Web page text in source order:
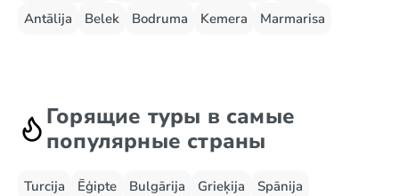
Antālija
Belek Bodruma Kemera Marmarisa
Горящие туры в самые
популярные страны
Turcija Ēģipte Bulgārija Grieķija
Spānija